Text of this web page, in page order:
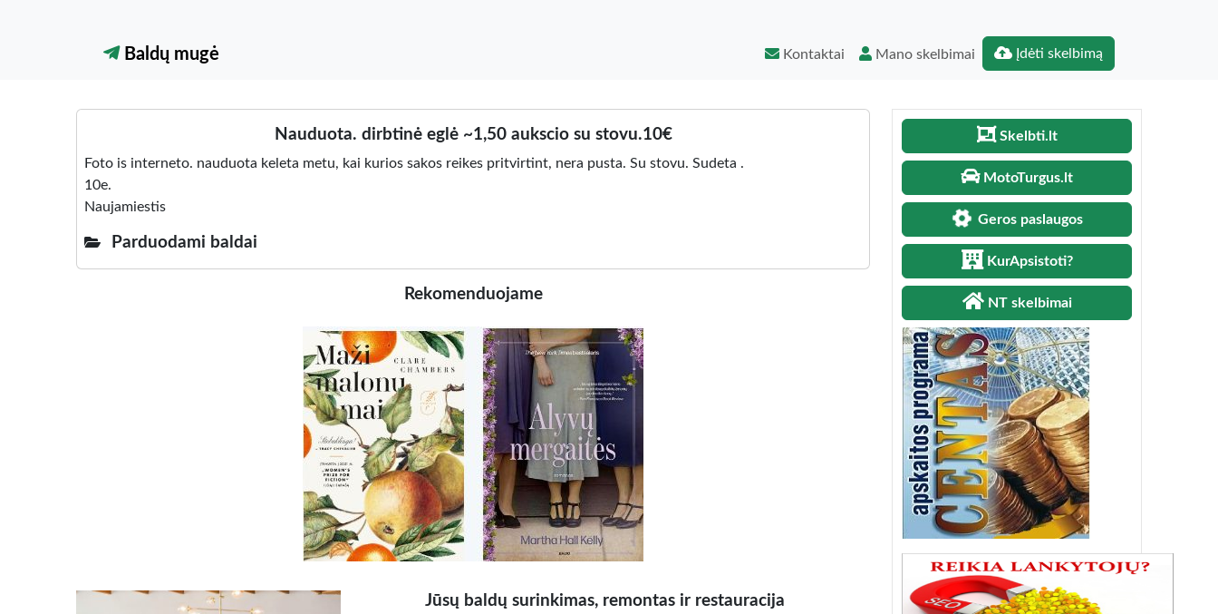
Baldų mugė Kontaktai Mano skelbimai Įdėti skelbimą
Nauduota. dirbtinė eglė ~1,50 aukscio su stovu.10€
Foto is interneto. nauduota keleta metu, kai kurios sakos reikes pritvirtint, nera pusta. Su stovu. Sudeta .
10e.
Naujamiestis
Parduodami baldai
Rekomenduojame
Jūsų baldų surinkimas, remontas ir restauracija
Skelbti.lt
MotoTurgus.lt
Geros paslaugos
KurApsistoti?
NT skelbimai